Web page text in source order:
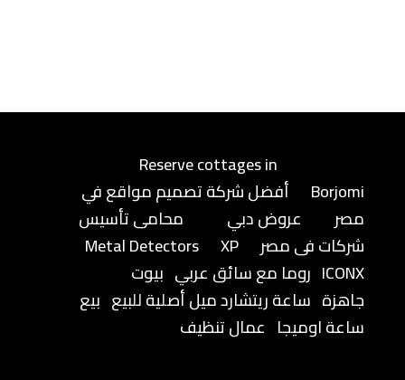
Reserve cottages in
Borjomi
أفضل شركة تصميم مواقع في
مصر
عروض دبي
محامى تأسيس
شركات فى مصر
Metal Detectors
XP
ICONX روما مع سائق عربي بيوت
جاهزة ساعة ريتشارد ميل أصلية للبيع بيع
ساعة اوميجا عمال تنظيف